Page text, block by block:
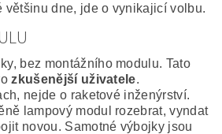
většinu dne, jde o vynikajicí volbu.
bez montážního modulu. Tato
zkušenější uživatele.
nejde o raketové inženýrství.
lampový modul rozebrat, vyndat
novou. Samotné výbojky jsou